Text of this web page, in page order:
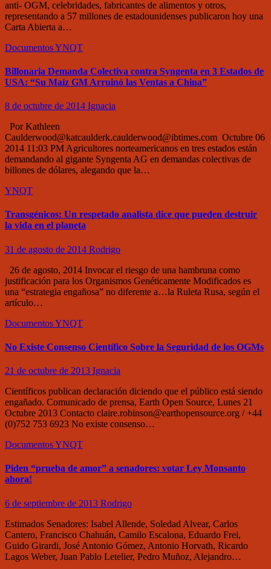
anti- OGM, celebridades, fabricantes de alimentos y otros,
representando a 57 millones de estadounidenses publicaron hoy una
Carta Abierta a…
DocumentosYNQT
Billonaria Demanda Colectiva contra Syngenta en 3 Estados de
USA: “Su Maíz GM Arruinó las Ventas a China”
8 de octubre de 2014 Ignacia
Por Kathleen
Caulderwood@katcaulderk.caulderwood@ibtimes.com Octubre 06
2014 11:03 PM Agricultores norteamericanos en tres estados están
demandando al gigante Syngenta AG en demandas colectivas de
billones de dólares, alegando que la…
YNQT
Transgénicos: Un respetado analista dice que pueden destruir
la vida en el planeta
31 de agosto de 2014 Rodrigo
26 de agosto, 2014 Invocar el riesgo de una hambruna como
justificación para los Organismos Genéticamente Modificados es
una “estrategia engañosa” no diferente a…la Ruleta Rusa, según el
artículo…
DocumentosYNQT
No Existe Consenso Científico Sobre la Seguridad de los OGMs
21 de octubre de 2013 Ignacia
Científicos publican declaración diciendo que el público está siendo
engañado. Comunicado de prensa, Earth Open Source, Lunes 21
Octubre 2013 Contacto claire.robinson@earthopensource.org / +44
(0)752 753 6923 No existe consenso…
DocumentosYNQT
Piden “prueba de amor” a senadores: votar Ley Monsanto
ahora!
6 de septiembre de 2013 Rodrigo
Estimados Senadores: Isabel Allende, Soledad Alvear, Carlos
Cantero, Francisco Chahuán, Camilo Escalona, Eduardo Frei,
Guido Girardi, José Antonio Gómez, Antonio Horvath, Ricardo
Lagos Weber, Juan Pablo Letelier, Pedro Muñoz, Alejandro…